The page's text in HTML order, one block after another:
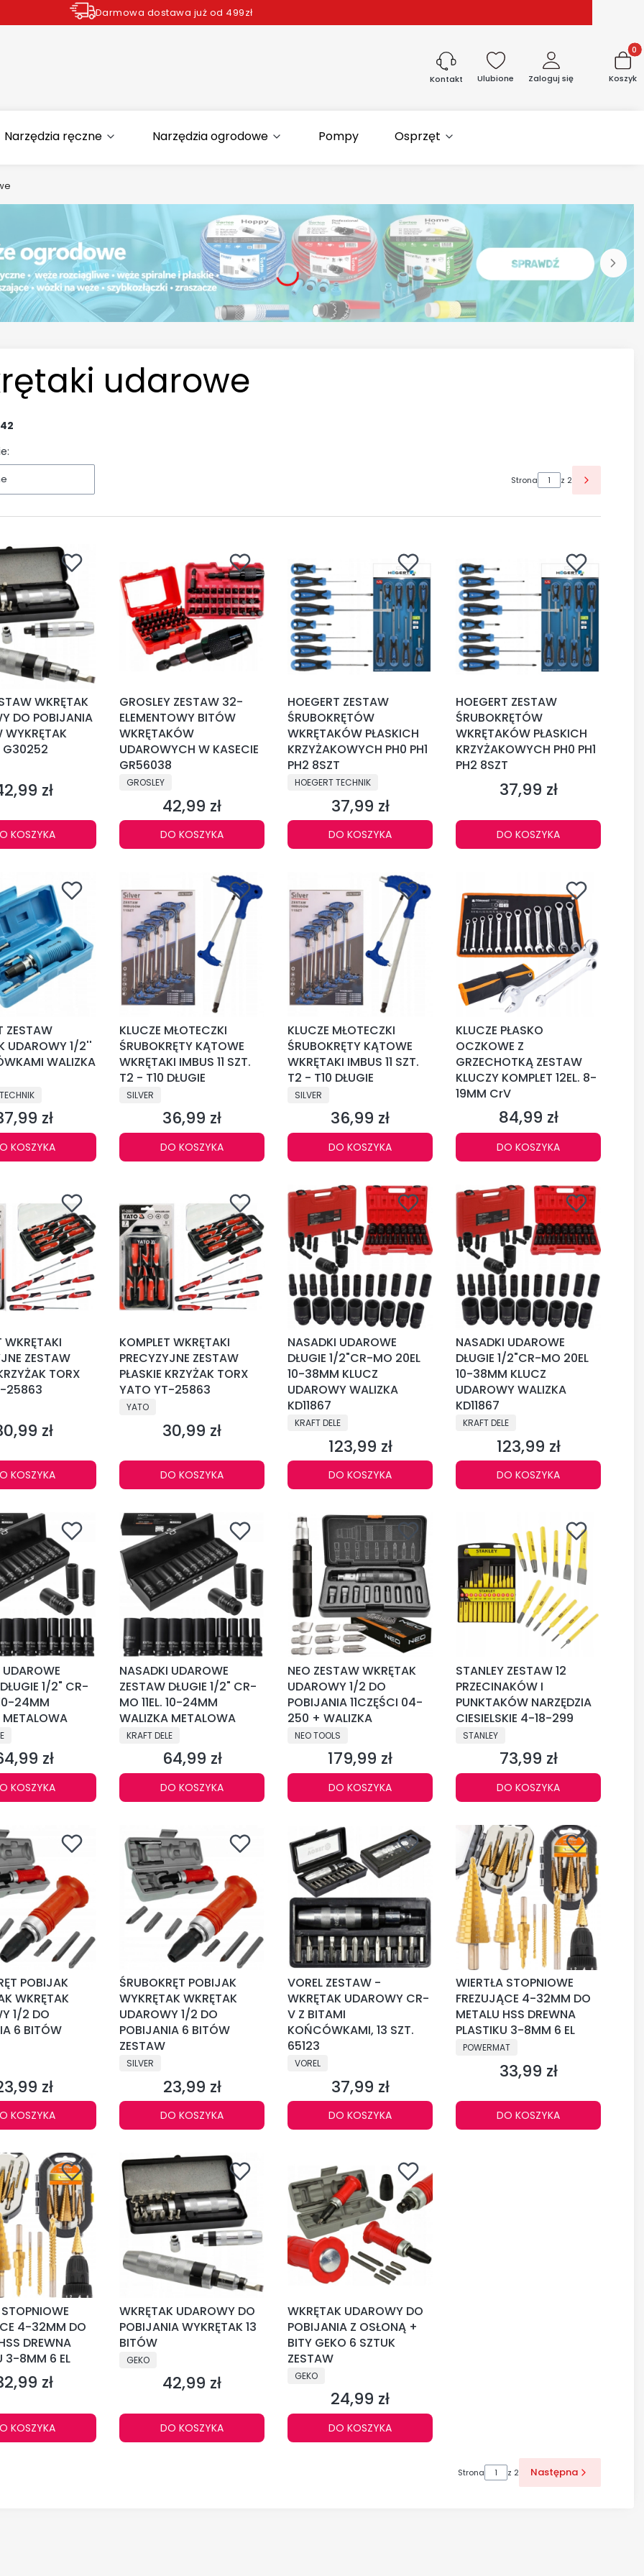
Darmowa dostawa już od 499zł
Kontakt Ulubione Zaloguj się Koszyk
Narzędzia ręczne Narzędzia ogrodowe Pompy Osprzęt
udarowe
42
Strona z 2
WKRĘTAK
DO POBIJANIA
WYKRĘTAK
G30252
zł
KOSZYKA
GROSLEY ZESTAW 32-
ELEMENTOWY BITÓW
WKRĘTAKÓW
UDAROWYCH W KASECIE
GR56038
PRODUCENT
GROSLEY
Cena
42,99 zł
DO KOSZYKA
HOEGERT ZESTAW
ŚRUBOKRĘTÓW
WKRĘTAKÓW PŁASKICH
KRZYŻAKOWYCH PH0 PH1
PH2 8SZT
PRODUCENT
HOEGERT TECHNIK
Cena
37,99 zł
DO KOSZYKA
HOEGERT ZESTAW
ŚRUBOKRĘTÓW
WKRĘTAKÓW PŁASKICH
KRZYŻAKOWYCH PH0 PH1
PH2 8SZT
Cena
37,99 zł
DO KOSZYKA
ZESTAW
UDAROWY 1/2''
WALIZKA
zł
KOSZYKA
KLUCZE MŁOTECZKI
ŚRUBOKRĘTY KĄTOWE
WKRĘTAKI IMBUS 11 SZT.
T2 - T10 DŁUGIE
PRODUCENT
SILVER
Cena
36,99 zł
DO KOSZYKA
KLUCZE MŁOTECZKI
ŚRUBOKRĘTY KĄTOWE
WKRĘTAKI IMBUS 11 SZT.
T2 - T10 DŁUGIE
PRODUCENT
SILVER
Cena
36,99 zł
DO KOSZYKA
KLUCZE PŁASKO
OCZKOWE Z
GRZECHOTKĄ ZESTAW
KLUCZY KOMPLET 12EL. 8-
19MM CrV
Cena
84,99 zł
DO KOSZYKA
WKRĘTAKI
ZESTAW
TORX
25863
zł
KOSZYKA
KOMPLET WKRĘTAKI
PRECYZYJNE ZESTAW
PŁASKIE KRZYŻAK TORX
YATO YT-25863
PRODUCENT
YATO
Cena
30,99 zł
DO KOSZYKA
NASADKI UDAROWE
DŁUGIE 1/2"CR-MO 20EL
10-38MM KLUCZ
UDAROWY WALIZKA
KD11867
PRODUCENT
KRAFT DELE
Cena
123,99 zł
DO KOSZYKA
NASADKI UDAROWE
DŁUGIE 1/2"CR-MO 20EL
10-38MM KLUCZ
UDAROWY WALIZKA
KD11867
PRODUCENT
KRAFT DELE
Cena
123,99 zł
DO KOSZYKA
1/2" CR-
24MM
zł
KOSZYKA
NASADKI UDAROWE
ZESTAW DŁUGIE 1/2" CR-
MO 11EL. 10-24MM
WALIZKA METALOWA
PRODUCENT
KRAFT DELE
Cena
64,99 zł
DO KOSZYKA
NEO ZESTAW WKRĘTAK
UDAROWY 1/2 DO
POBIJANIA 11CZĘŚCI 04-
250 + WALIZKA
PRODUCENT
NEO TOOLS
Cena
179,99 zł
DO KOSZYKA
STANLEY ZESTAW 12
PRZECINAKÓW I
PUNKTAKÓW NARZĘDZIA
CIESIELSKIE 4-18-299
PRODUCENT
STANLEY
Cena
73,99 zł
DO KOSZYKA
POBIJAK
WKRĘTAK
1/2 DO
6 BITÓW
zł
KOSZYKA
ŚRUBOKRĘT POBIJAK
WYKRĘTAK WKRĘTAK
UDAROWY 1/2 DO
POBIJANIA 6 BITÓW
ZESTAW
PRODUCENT
SILVER
Cena
23,99 zł
DO KOSZYKA
VOREL ZESTAW -
WKRĘTAK UDAROWY CR-
V Z BITAMI
KOŃCÓWKAMI, 13 SZT.
65123
PRODUCENT
VOREL
Cena
37,99 zł
DO KOSZYKA
WIERTŁA STOPNIOWE
FREZUJĄCE 4-32MM DO
METALU HSS DREWNA
PLASTIKU 3-8MM 6 EL
PRODUCENT
POWERMAT
Cena
33,99 zł
DO KOSZYKA
4-32MM DO
DREWNA
3-8MM 6 EL
zł
KOSZYKA
WKRĘTAK UDAROWY DO
POBIJANIA WYKRĘTAK 13
BITÓW
PRODUCENT
GEKO
Cena
42,99 zł
DO KOSZYKA
WKRĘTAK UDAROWY DO
POBIJANIA Z OSŁONĄ +
BITY GEKO 6 SZTUK
ZESTAW
PRODUCENT
GEKO
Cena
24,99 zł
DO KOSZYKA
Strona z 2 Następna